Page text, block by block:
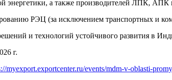
энергетики, а также производителей ЛПК, АПК
РЭЦ (за исключением транспортных и
и технологий устойчивого развития в
г.
myexport.exportcenter.ru/events/mdm-v-oblasti-